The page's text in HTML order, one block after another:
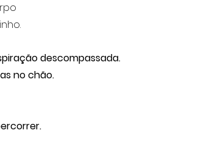
descompassada.
no chão.